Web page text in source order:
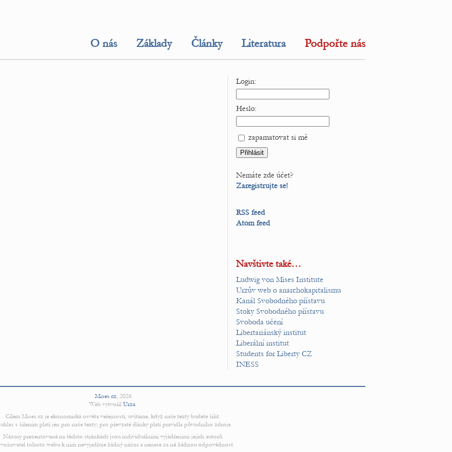
O nás Základy Články Literatura Podpořte nás
Login:
Heslo:
zapamatovat si mě
Nemáte zde účet?
Zaregistrujte se!
RSS feed
Atom feed
Navštivte také…
Ludwig von Mises Institute
Urzův web o anarchokapitalismu
Kanál Svobodného přístavu
Stoky Svobodného přístavu
Svoboda učení
Libertariánský institut
Liberální institut
Students for Liberty CZ
INESS
Mises.cz, 2026
Web vytvořil Urza.
Cílem Mises.cz je ekonomická osvěta veřejnosti; uvítáme, když naše texty budete šířit.
s šířením platí jen pro naše texty; pro převzaté články platí pravidla původního zdroje.
Názory prezentované na těchto stránkách jsou individuálními vyjádřeními jejich autorů.
tohoto webu k nim nevyjadřuje žádný názor a nenese za ně žádnou odpovědnost.